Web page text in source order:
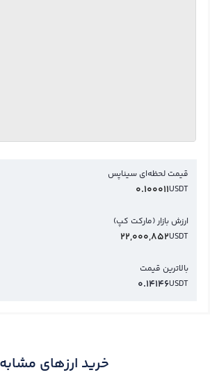
قیمت لحظه‌ای سیناپس
USDT
0.100011
ارزش بازار (مارکت کپ)
USDT
22,000,852
بالاترین قیمت
USDT
0.14146
خرید ارزهای مشابه